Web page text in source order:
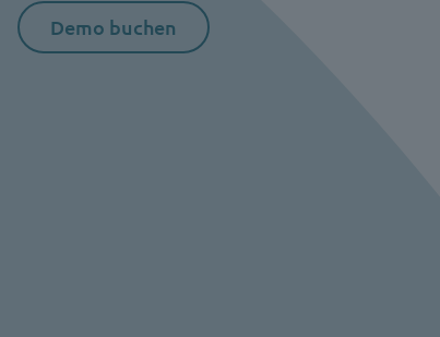
Demo buchen